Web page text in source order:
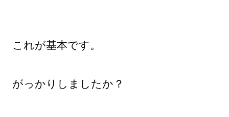
これが基本です。
がっかりしましたか？